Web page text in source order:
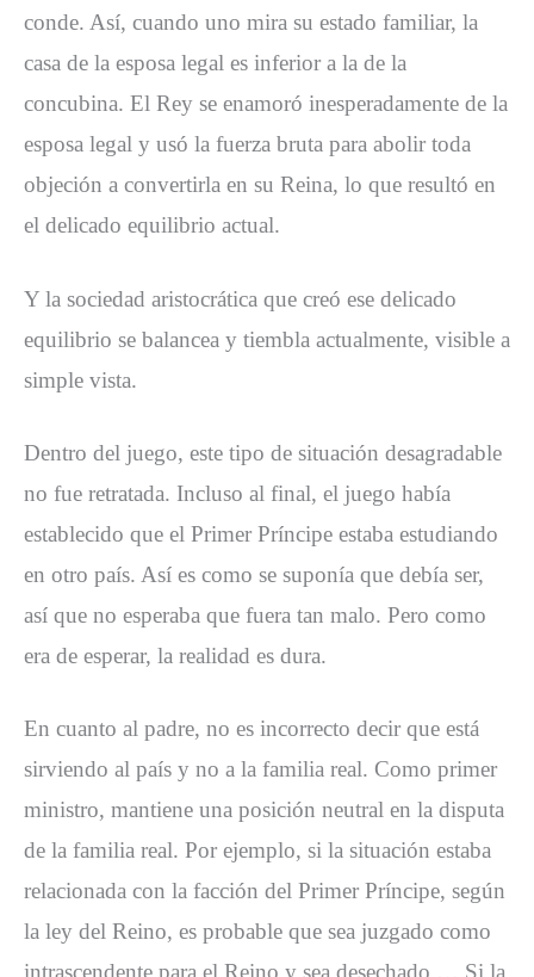
conde. Así, cuando uno mira su estado familiar, la
casa de la esposa legal es inferior a la de la
concubina. El Rey se enamoró inesperadamente de la
esposa legal y usó la fuerza bruta para abolir toda
objeción a convertirla en su Reina, lo que resultó en
el delicado equilibrio actual.
Y la sociedad aristocrática que creó ese delicado
equilibrio se balancea y tiembla actualmente, visible a
simple vista.
Dentro del juego, este tipo de situación desagradable
no fue retratada. Incluso al final, el juego había
establecido que el Primer Príncipe estaba estudiando
en otro país. Así es como se suponía que debía ser,
así que no esperaba que fuera tan malo. Pero como
era de esperar, la realidad es dura.
En cuanto al padre, no es incorrecto decir que está
sirviendo al país y no a la familia real. Como primer
ministro, mantiene una posición neutral en la disputa
de la familia real. Por ejemplo, si la situación estaba
relacionada con la facción del Primer Príncipe, según
la ley del Reino, es probable que sea juzgado como
intrascendente para el Reino y sea desechado … Si la